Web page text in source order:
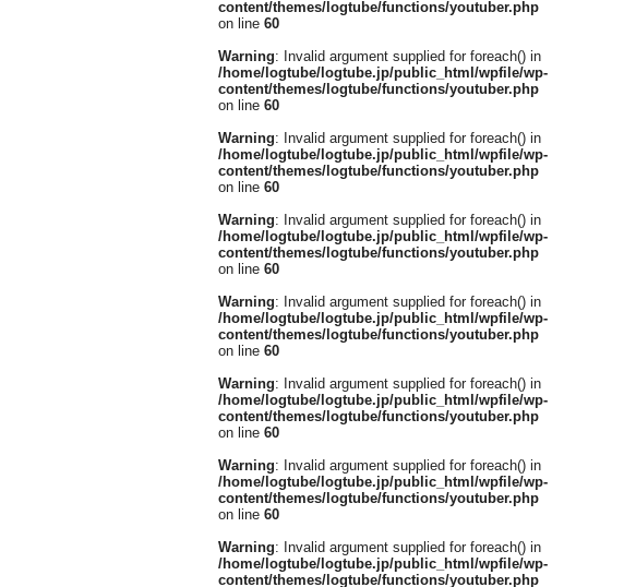
content/themes/logtube/functions/youtuber.php
on line 60
Warning: Invalid argument supplied for foreach() in
/home/logtube/logtube.jp/public_html/wpfile/wp-
content/themes/logtube/functions/youtuber.php
on line 60
Warning: Invalid argument supplied for foreach() in
/home/logtube/logtube.jp/public_html/wpfile/wp-
content/themes/logtube/functions/youtuber.php
on line 60
Warning: Invalid argument supplied for foreach() in
/home/logtube/logtube.jp/public_html/wpfile/wp-
content/themes/logtube/functions/youtuber.php
on line 60
Warning: Invalid argument supplied for foreach() in
/home/logtube/logtube.jp/public_html/wpfile/wp-
content/themes/logtube/functions/youtuber.php
on line 60
Warning: Invalid argument supplied for foreach() in
/home/logtube/logtube.jp/public_html/wpfile/wp-
content/themes/logtube/functions/youtuber.php
on line 60
Warning: Invalid argument supplied for foreach() in
/home/logtube/logtube.jp/public_html/wpfile/wp-
content/themes/logtube/functions/youtuber.php
on line 60
Warning: Invalid argument supplied for foreach() in
/home/logtube/logtube.jp/public_html/wpfile/wp-
content/themes/logtube/functions/youtuber.php